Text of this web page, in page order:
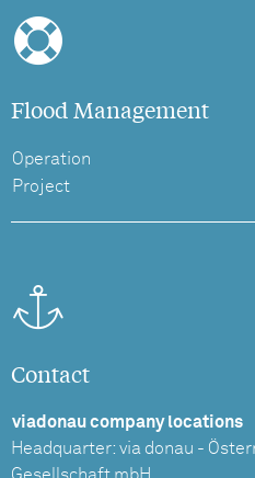
Flood Management
Operation
Project
Contact
viadonau company locations
Headquarter: via donau -